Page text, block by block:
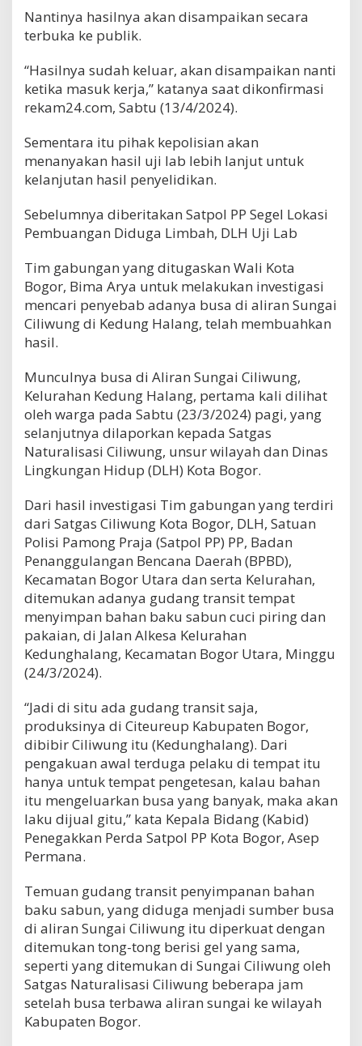
Nantinya hasilnya akan disampaikan secara
terbuka ke publik.
“Hasilnya sudah keluar, akan disampaikan nanti
ketika masuk kerja,” katanya saat dikonfirmasi
rekam24.com, Sabtu (13/4/2024).
Sementara itu pihak kepolisian akan
menanyakan hasil uji lab lebih lanjut untuk
kelanjutan hasil penyelidikan.
Sebelumnya diberitakan Satpol PP Segel Lokasi
Pembuangan Diduga Limbah, DLH Uji Lab
Tim gabungan yang ditugaskan Wali Kota
Bogor, Bima Arya untuk melakukan investigasi
mencari penyebab adanya busa di aliran Sungai
Ciliwung di Kedung Halang, telah membuahkan
hasil.
Munculnya busa di Aliran Sungai Ciliwung,
Kelurahan Kedung Halang, pertama kali dilihat
oleh warga pada Sabtu (23/3/2024) pagi, yang
selanjutnya dilaporkan kepada Satgas
Naturalisasi Ciliwung, unsur wilayah dan Dinas
Lingkungan Hidup (DLH) Kota Bogor.
Dari hasil investigasi Tim gabungan yang terdiri
dari Satgas Ciliwung Kota Bogor, DLH, Satuan
Polisi Pamong Praja (Satpol PP) PP, Badan
Penanggulangan Bencana Daerah (BPBD),
Kecamatan Bogor Utara dan serta Kelurahan,
ditemukan adanya gudang transit tempat
menyimpan bahan baku sabun cuci piring dan
pakaian, di Jalan Alkesa Kelurahan
Kedunghalang, Kecamatan Bogor Utara, Minggu
(24/3/2024).
“Jadi di situ ada gudang transit saja,
produksinya di Citeureup Kabupaten Bogor,
dibibir Ciliwung itu (Kedunghalang). Dari
pengakuan awal terduga pelaku di tempat itu
hanya untuk tempat pengetesan, kalau bahan
itu mengeluarkan busa yang banyak, maka akan
laku dijual gitu,” kata Kepala Bidang (Kabid)
Penegakkan Perda Satpol PP Kota Bogor, Asep
Permana.
Temuan gudang transit penyimpanan bahan
baku sabun, yang diduga menjadi sumber busa
di aliran Sungai Ciliwung itu diperkuat dengan
ditemukan tong-tong berisi gel yang sama,
seperti yang ditemukan di Sungai Ciliwung oleh
Satgas Naturalisasi Ciliwung beberapa jam
setelah busa terbawa aliran sungai ke wilayah
Kabupaten Bogor.